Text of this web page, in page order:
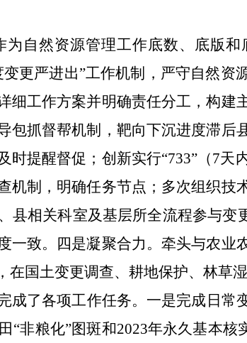
为自然资源管理工作底数、底版
更严进出”工作机制， 严守自然资
细工作方案并明确责任分工，构建
包抓督帮机制， 靶向下沉进度滞后
时提醒督促；创新实行“733”（7天
机制，明确任务节点；多次组织技
县相关科室及基层所全流程参与变
一致。 四是凝聚合力。牵头与农业
国土变更调查、耕地保护、林草
成了各项工作任务。 一是完成日常
“非粮化”图斑和2023年永久基本核